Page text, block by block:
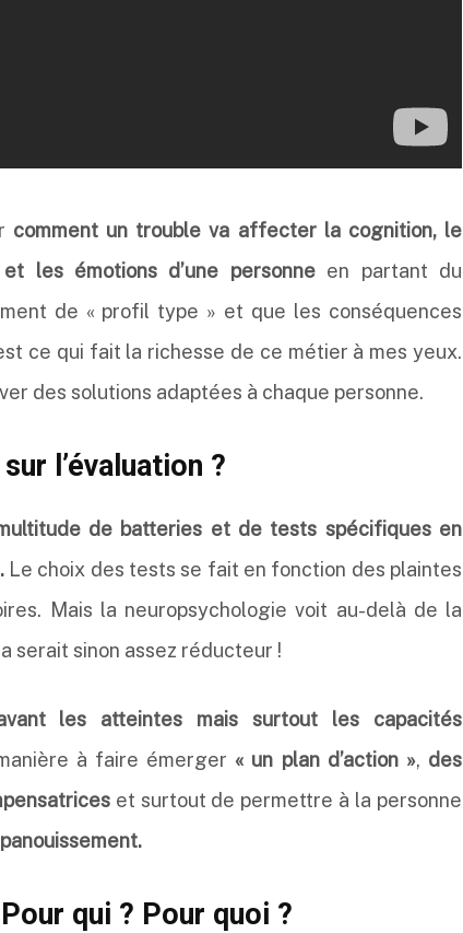
comment un trouble va affecter la cognition, le
les émotions d’une personneen partant du
de « profil type » et que les conséquences
ce qui fait la richesse de ce métier à mes yeux.
des solutions adaptées à chaque personne.
l’évaluation ?
de batteries et de tests spécifiques en
Le choix des tests se fait en fonction des plaintes
Mais la neuropsychologie voit au-delà de la
serait sinon assez réducteur !
les atteintes mais surtout les capacités
à faire émerger« un plan d’action », des
et surtout de permettre à la personne
qui ? Pour quoi ?